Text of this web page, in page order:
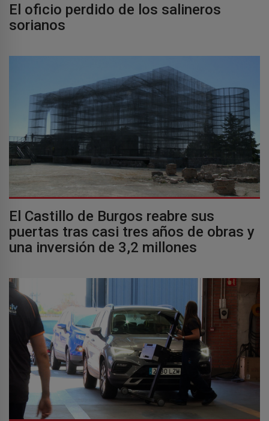
El oficio perdido de los salineros
sorianos
El Castillo de Burgos reabre sus
puertas tras casi tres años de obras y
una inversión de 3,2 millones